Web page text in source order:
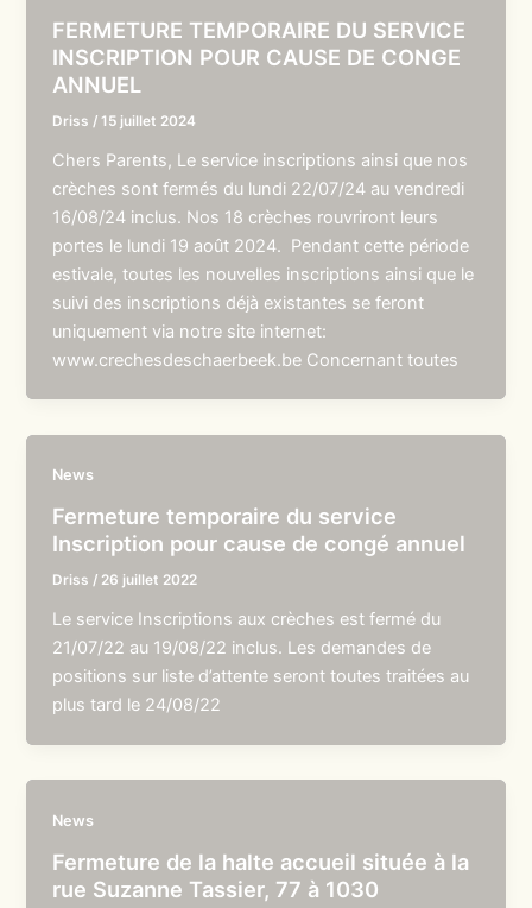
FERMETURE TEMPORAIRE DU SERVICE
INSCRIPTION POUR CAUSE DE CONGE
ANNUEL
Driss /15 juillet 2024
Chers Parents, Le service inscriptions ainsi que nos
crèches sont fermés du lundi 22/07/24 au vendredi
16/08/24 inclus. Nos 18 crèches rouvriront leurs
portes le lundi 19 août 2024. Pendant cette période
estivale, toutes les nouvelles inscriptions ainsi que le
suivi des inscriptions déjà existantes se feront
uniquement via notre site internet:
www.crechesdeschaerbeek.be Concernant toutes
News
Fermeture temporaire du service
Inscription pour cause de congé annuel
Driss / 26 juillet 2022
Le service Inscriptions aux crèches est fermé du
21/07/22 au 19/08/22 inclus. Les demandes de
positions sur liste d’attente seront toutes traitées au
plus tard le 24/08/22
News
Fermeture de la halte accueil située à la
rue Suzanne Tassier, 77 à 1030